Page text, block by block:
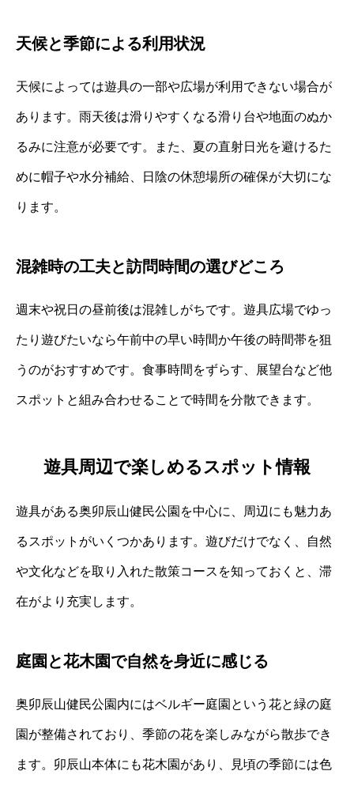
天候と季節による利用状況
天候によっては遊具の一部や広場が利用できない場合が
あります。雨天後は滑りやすくなる滑り台や地面のぬか
るみに注意が必要です。また、夏の直射日光を避けるた
めに帽子や水分補給、日陰の休憩場所の確保が大切にな
ります。
混雑時の工夫と訪問時間の選びどころ
週末や祝日の昼前後は混雑しがちです。遊具広場でゆっ
たり遊びたいなら午前中の早い時間か午後の時間帯を狙
うのがおすすめです。食事時間をずらす、展望台など他
スポットと組み合わせることで時間を分散できます。
遊具周辺で楽しめるスポット情報
遊具がある奥卯辰山健民公園を中心に、周辺にも魅力あ
るスポットがいくつかあります。遊びだけでなく、自然
や文化などを取り入れた散策コースを知っておくと、滞
在がより充実します。
庭園と花木園で自然を身近に感じる
奥卯辰山健民公園内にはベルギー庭園という花と緑の庭
園が整備されており、季節の花を楽しみながら散歩でき
ます。卯辰山本体にも花木園があり、見頃の季節には色